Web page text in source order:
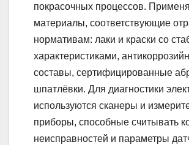
покрасочных процессов.
материалы, соответствующие
нормативам: лаки и краски со
характеристиками,
составы, сертифицированные
шпатлёвки. Для диагностики
используются сканеры и
приборы, способные считывать
неисправностей и параметры